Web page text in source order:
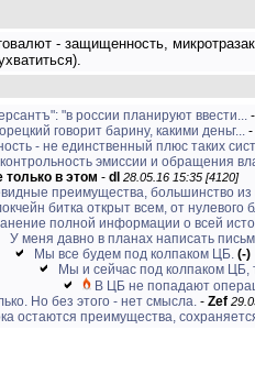
- защищенность,
"в россии планируют ввести... -
говорит барину, какими деньг... -
- не единственный плюс таких
эмиссии и обращения
только в этом - dl 28.05.16 15:35 [4120]
преимущества, большинство из
битка открыт всем, от нулевого
полной информации о всей
У меня давно в планах написать
Мы все будем под колпаком ЦБ. (-)
Мы и сейчас под колпаком ЦБ,
В ЦБ не попадают
Но без этого - нет смысла. - Zef
остаются преимущества,